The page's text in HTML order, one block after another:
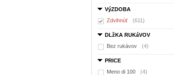
VýZDOBA
Zdvihnúť
(611)
DLžKA RUKáVOV
Bez rukávov
(4)
PRICE
Meno di 100
(4)